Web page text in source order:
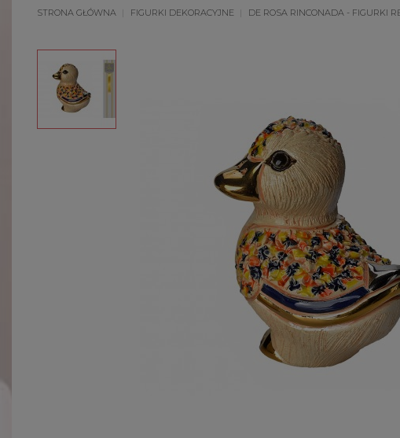
STRONA GŁÓWNA FIGURKI DEKORACYJNE DE ROSA RINCONADA - FIGURKI